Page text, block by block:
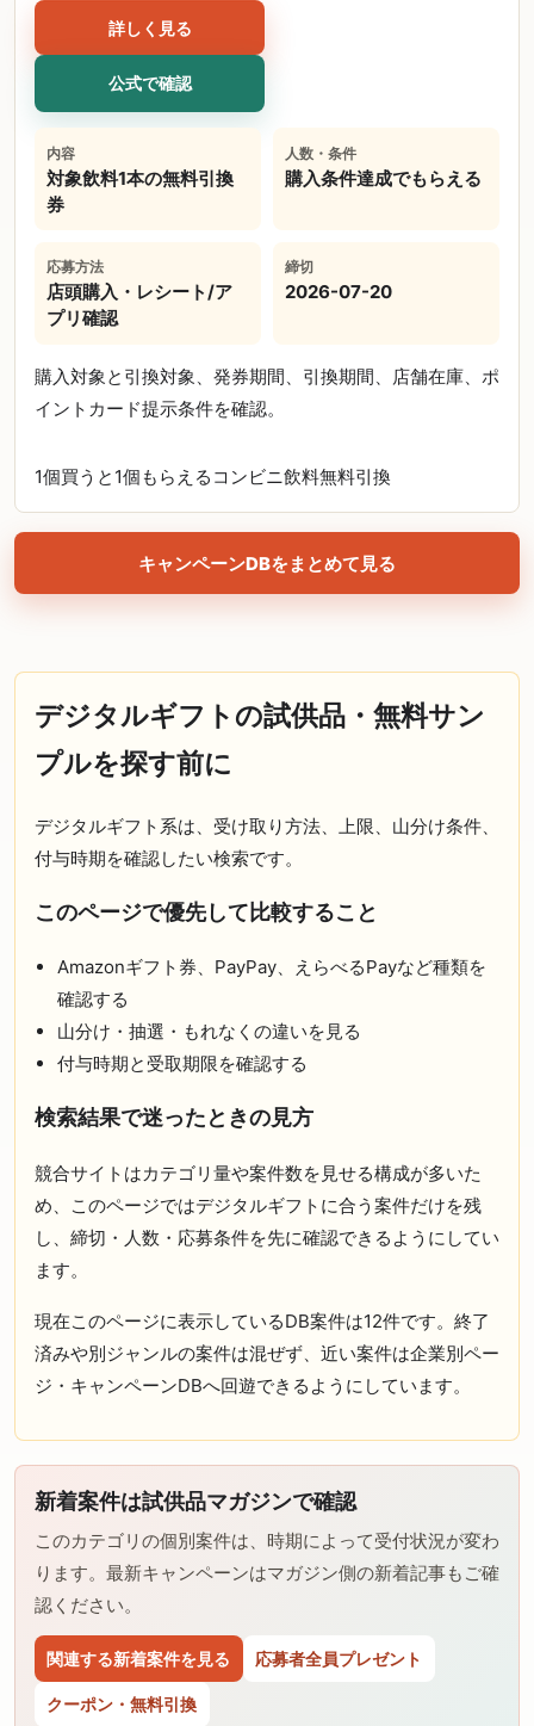
詳しく見る
公式で確認
内容
対象飲料1本の無料引換
券
人数・条件
購入条件達成でもらえる
応募方法
店頭購入・レシート/ア
プリ確認
締切
2026-07-20
購入対象と引換対象、発券期間、引換期間、店舗在庫、ポ
イントカード提示条件を確認。
1個買うと1個もらえる コンビニ飲料無料引換
キャンペーンDBをまとめて見る
デジタルギフトの試供品・無料サン
プルを探す前に
デジタルギフト系は、受け取り方法、上限、山分け条件、
付与時期を確認したい検索です。
このページで優先して比較すること
Amazonギフト券、PayPay、えらべるPayなど種類を
確認する
山分け・抽選・もれなくの違いを見る
付与時期と受取期限を確認する
検索結果で迷ったときの見方
競合サイトはカテゴリ量や案件数を見せる構成が多いた
め、このページではデジタルギフトに合う案件だけを残
し、締切・人数・応募条件を先に確認できるようにしてい
ます。
現在このページに表示しているDB案件は12件です。終了
済みや別ジャンルの案件は混ぜず、近い案件は企業別ペー
ジ・キャンペーンDBへ回遊できるようにしています。
新着案件は試供品マガジンで確認
このカテゴリの個別案件は、時期によって受付状況が変わ
ります。最新キャンペーンはマガジン側の新着記事もご確
認ください。
関連する新着案件を見る 応募者全員プレゼント
クーポン・無料引換